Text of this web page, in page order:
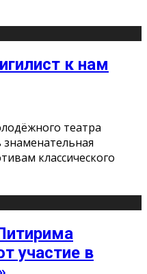
к нам
театра
знаменательная
классического
участие в